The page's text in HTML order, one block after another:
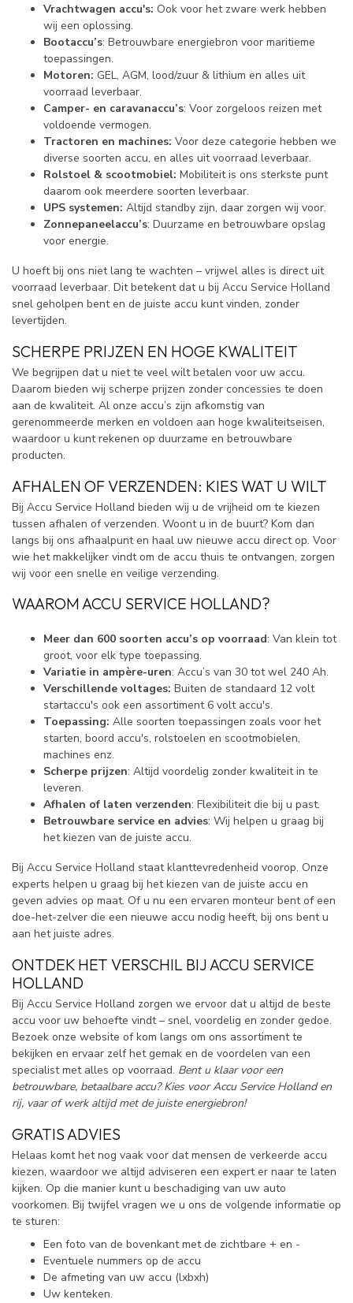
Vrachtwagen accu's: Ook voor het zware werk hebben
wij een oplossing.
Bootaccu’s: Betrouwbare energiebron voor maritieme
toepassingen.
Motoren: GEL, AGM, lood/zuur & lithium en alles uit
voorraad leverbaar.
Camper- en caravanaccu’s: Voor zorgeloos reizen met
voldoende vermogen.
Tractoren en machines: Voor deze categorie hebben we
diverse soorten accu, en alles uit voorraad leverbaar.
Rolstoel & scootmobiel: Mobiliteit is ons sterkste punt
daarom ook meerdere soorten leverbaar.
UPS systemen: Altijd standby zijn, daar zorgen wij voor.
Zonnepaneelaccu’s: Duurzame en betrouwbare opslag
voor energie.
U hoeft bij ons niet lang te wachten – vrijwel alles is direct uit
voorraad leverbaar. Dit betekent dat u bij Accu Service Holland
snel geholpen bent en de juiste accu kunt vinden, zonder
levertijden.
SCHERPE PRIJZEN EN HOGE KWALITEIT
We begrijpen dat u niet te veel wilt betalen voor uw accu.
Daarom bieden wij scherpe prijzen zonder concessies te doen
aan de kwaliteit. Al onze accu’s zijn afkomstig van
gerenommeerde merken en voldoen aan hoge kwaliteitseisen,
waardoor u kunt rekenen op duurzame en betrouwbare
producten.
AFHALEN OF VERZENDEN: KIES WAT U WILT
Bij Accu Service Holland bieden wij u de vrijheid om te kiezen
tussen afhalen of verzenden. Woont u in de buurt? Kom dan
langs bij ons afhaalpunt en haal uw nieuwe accu direct op. Voor
wie het makkelijker vindt om de accu thuis te ontvangen, zorgen
wij voor een snelle en veilige verzending.
WAAROM ACCU SERVICE HOLLAND?
Meer dan 600 soorten accu’s op voorraad: Van klein tot
groot, voor elk type toepassing.
Variatie in ampère-uren: Accu’s van 30 tot wel 240 Ah.
Verschillende voltages: Buiten de standaard 12 volt
startaccu's ook een assortiment 6 volt accu's.
Toepassing: Alle soorten toepassingen zoals voor het
starten, boord accu's, rolstoelen en scootmobielen,
machines enz.
Scherpe prijzen: Altijd voordelig zonder kwaliteit in te
leveren.
Afhalen of laten verzenden: Flexibiliteit die bij u past.
Betrouwbare service en advies: Wij helpen u graag bij
het kiezen van de juiste accu.
Bij Accu Service Holland staat klanttevredenheid voorop. Onze
experts helpen u graag bij het kiezen van de juiste accu en
geven advies op maat. Of u nu een ervaren monteur bent of een
doe-het-zelver die een nieuwe accu nodig heeft, bij ons bent u
aan het juiste adres.
ONTDEK HET VERSCHIL BIJ ACCU SERVICE
HOLLAND
Bij Accu Service Holland zorgen we ervoor dat u altijd de beste
accu voor uw behoefte vindt – snel, voordelig en zonder gedoe.
Bezoek onze website of kom langs om ons assortiment te
bekijken en ervaar zelf het gemak en de voordelen van een
specialist met alles op voorraad. Bent u klaar voor een
betrouwbare, betaalbare accu? Kies voor Accu Service Holland en
rij, vaar of werk altijd met de juiste energiebron!
GRATIS ADVIES
Helaas komt het nog vaak voor dat mensen de verkeerde accu
kiezen, waardoor we altijd adviseren een expert er naar te laten
kijken. Op die manier kunt u beschadiging van uw auto
voorkomen. Bij twijfel vragen we u ons de volgende informatie op
te sturen:
Een foto van de bovenkant met de zichtbare + en -
Eventuele nummers op de accu
De afmeting van uw accu (lxbxh)
Uw kenteken.